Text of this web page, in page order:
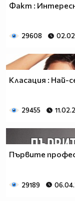
Факт :
29608
Класация : Най-
29455
Първите
29189